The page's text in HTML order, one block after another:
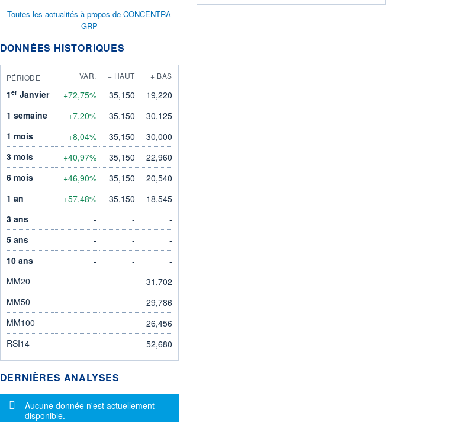
Toutes les actualités à propos de CONCENTRA
GRP
DONNÉES HISTORIQUES
PÉRIODE VAR. + HAUT + BAS
1erJanvier +72,75% 35,150
19,220
1 semaine
+7,20% 35,150
30,125
1 mois
+8,04% 35,150
30,000
3 mois
+40,97% 35,150
22,960
6 mois
+46,90% 35,150
20,540
1 an
+57,48% 35,150
18,545
3 ans
- -
-
5 ans
- -
-
10 ans
- -
-
MM20
31,702
MM50
29,786
MM100
26,456
RSI14
52,680
DERNIÈRES ANALYSES
Message d'information
Aucune donnée n'est actuellement
disponible.